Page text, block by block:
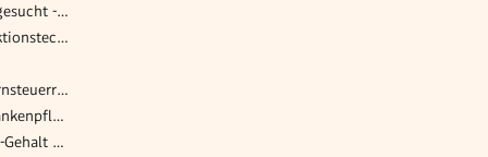
Betriebsschlosser (m/w/d) gesucht - Raum Schwaz
Fertigungsingenieur Produktionstechnik (w/m/d)
(Senior) Associate – Konzernsteuerrecht und Umgründungen (m/w/d)
DGKP medizinische Hauskrankenpflege - Schenken Sie (sich) Lebensqualität! (26/02/WPB)
Personalverrechner mit Top-Gehalt Dornbirn (m/w/d)